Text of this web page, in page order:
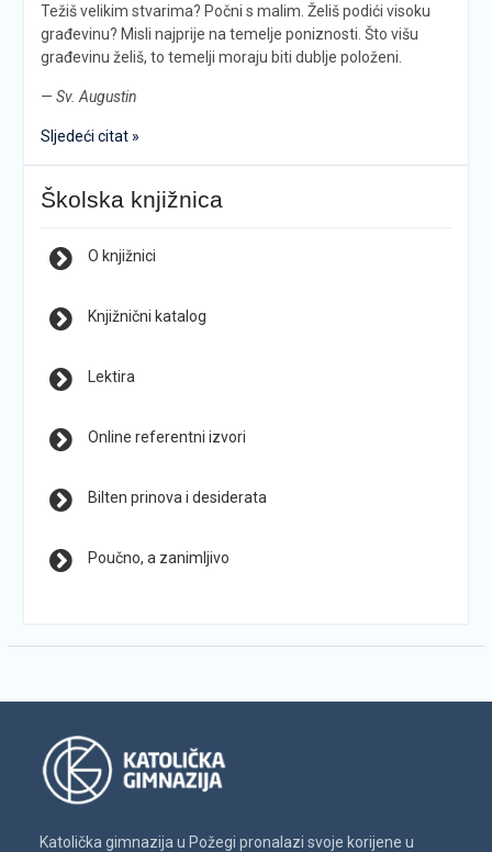
Težiš velikim stvarima? Počni s malim. Želiš podići visoku
građevinu? Misli najprije na temelje poniznosti. Što višu
građevinu želiš, to temelji moraju biti dublje položeni.
— Sv. Augustin
Sljedeći citat »
Školska knjižnica
O knjižnici
Knjižnični katalog
Lektira
Online referentni izvori
Bilten prinova i desiderata
Poučno, a zanimljivo
Katolička gimnazija u Požegi pronalazi svoje korijene u